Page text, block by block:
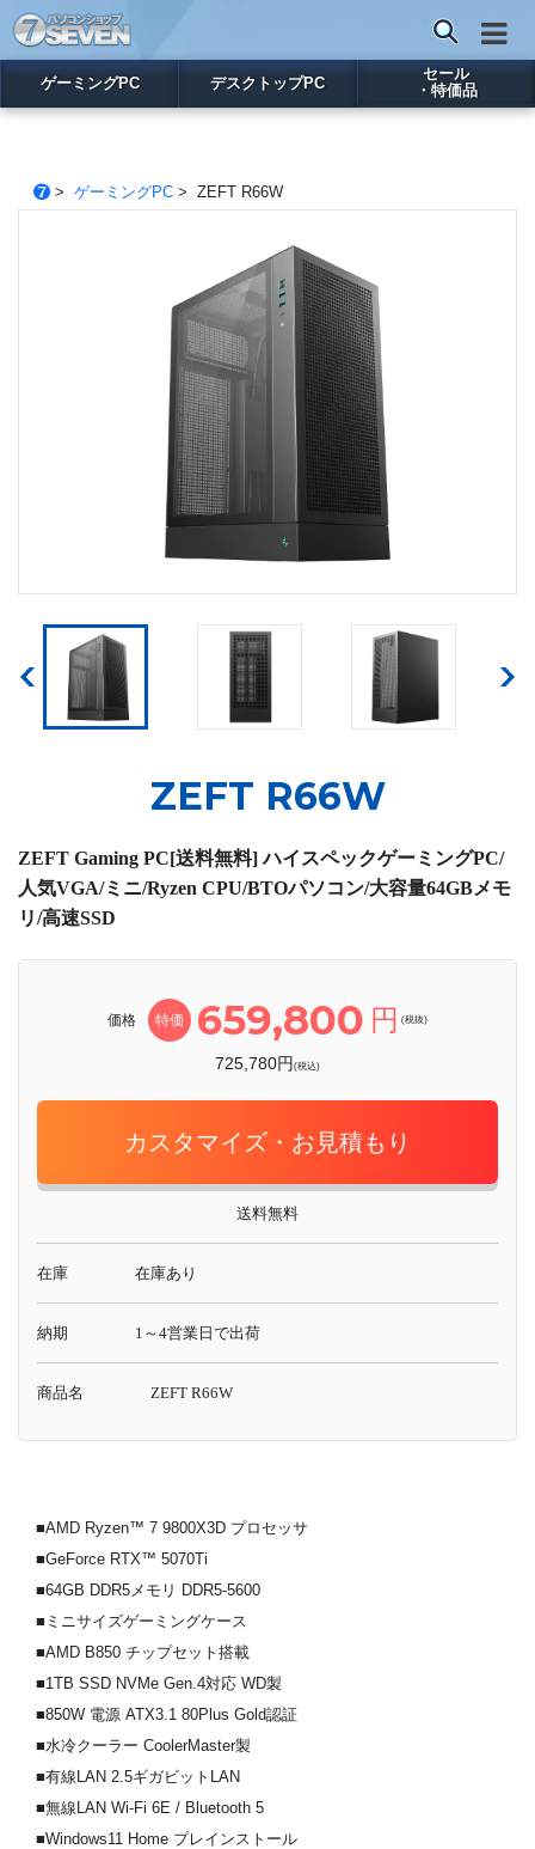
ゲーミングPC デスクトップPC
セール
・特価品
> ゲーミングPC> ZEFT R66W
ZEFT R66W
ZEFT Gaming PC[送料無料] ハイスペックゲーミングPC/
人気VGA/ミニ/Ryzen CPU/BTOパソコン/大容量64GBメモ
リ/高速SSD
価格 特価 659,800 円 (税抜)
725,780円(税込)
カスタマイズ・お見積もり
送料無料
在庫 在庫あり
納期 1～4営業日で出荷
商品名 ZEFT R66W
■AMD Ryzen™ 7 9800X3D プロセッサ
■GeForce RTX™ 5070Ti
■64GB DDR5メモリ DDR5-5600
■ミニサイズゲーミングケース
■AMD B850 チップセット搭載
■1TB SSD NVMe Gen.4対応 WD製
■850W 電源 ATX3.1 80Plus Gold認証
■水冷クーラー CoolerMaster製
■有線LAN 2.5ギガビットLAN
■無線LAN Wi-Fi 6E / Bluetooth 5
■Windows11 Home プレインストール